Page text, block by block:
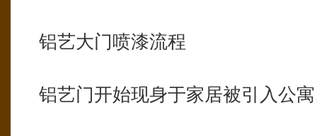
铝艺大门喷漆流程
铝艺门开始现身于家居被引入公